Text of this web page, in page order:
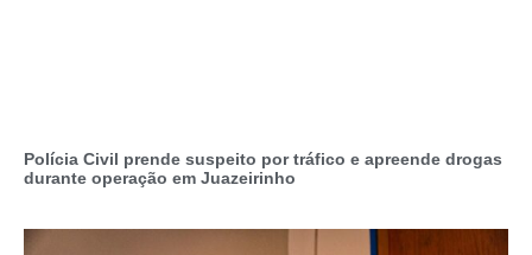
Polícia Civil prende suspeito por tráfico e apreende drogas
durante operação em Juazeirinho